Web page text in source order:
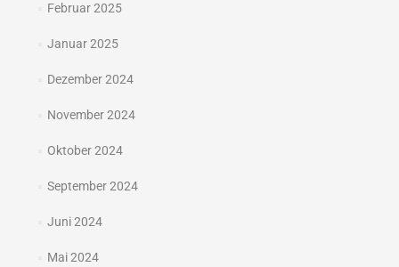
Februar 2025
Januar 2025
Dezember 2024
November 2024
Oktober 2024
September 2024
Juni 2024
Mai 2024